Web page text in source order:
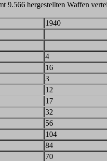
9.566 hergestellten Waffen
1940
4
16
3
12
17
32
56
104
84
70